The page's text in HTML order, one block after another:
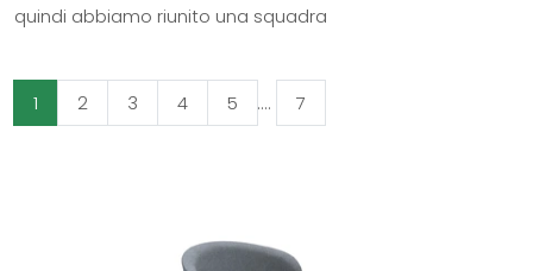
quindi abbiamo riunito una squadra
1 2 3 4 5 .... 7